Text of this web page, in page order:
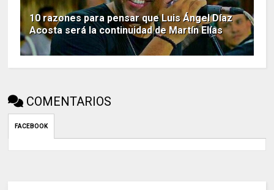
10 razones para pensar que Luis Ángel Díaz
Acosta será la continuidad de Martín Elías
COMENTARIOS
FACEBOOK